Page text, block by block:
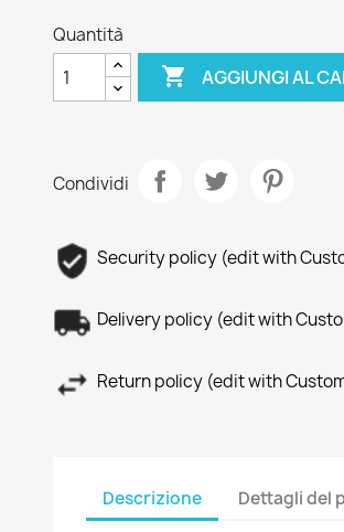
Quantità
 AGGIUNGI AL
Condividi
Security policy (edit with
Delivery policy (edit with
Return policy (edit with
Descrizione Dettagli del